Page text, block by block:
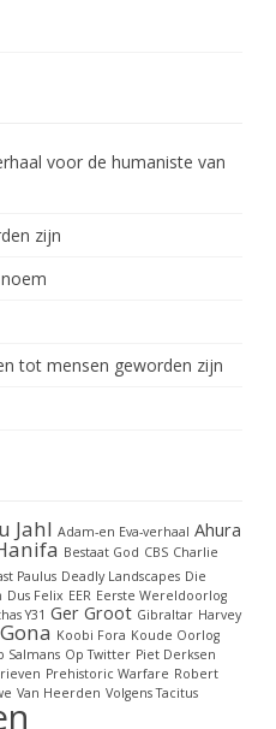
voor de humaniste van
zijn
tot mensen geworden zijn
Jahl Adam-en Eva-verhaal Ahura
Bestaat God CBS Charlie
Paulus Deadly Landscapes Die
Dus Felix EER Eerste Wereldoorlog
Y31 Ger Groot Gibraltar Harvey
Koobi Fora Koude Oorlog
Salmans Op Twitter Piet Derksen
Prehistoric Warfare Robert
Van Heerden Volgens Tacitus